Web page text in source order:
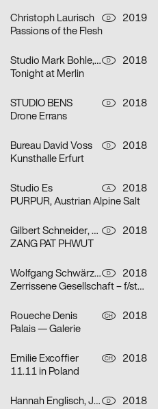
Christoph Laurisch D
2019
Passions of the Flesh
Studio Mark Bohle, Kormann Raffael D
2018
Tonight at Merlin
STUDIO BENS D
2018
Drone Errans
Bureau David Voss D
2018
Kunsthalle Erfurt
Studio Es A
2018
PURPUR, Austrian Alpine Salt
Gilbert Schneider, Karolina Pietrzyk, Tobias Wenig D
2018
ZANG PAT PHWUT
Wolfgang Schwärzler D
2018
Zerrissene Gesellschaft – f/stop 2018 – 8. Festival für Fotografie Leipzig
Roueche Denis CH
2018
Palais — Galerie
Emilie Excoffier CH
2018
11.11 in Poland
Hannah Englisch, Janni Froese D
2018